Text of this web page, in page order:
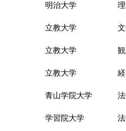
明治大学 理工学
立教大学 文学部
立教大学 観光
立教大学 経済学
青山学院大学 法
学習院大学 法学